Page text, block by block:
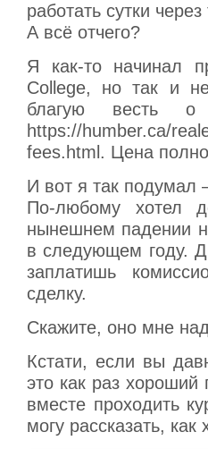
работать сутки через
А всё отчего?
Я как-то начинал
College, но так и
благую весть
https://humber.ca/
fees.html. Цена
И вот я так подумал
По-любому хотел
нынешнем падении
в следующем году.
заплатишь
сделку.
Скажите, оно мне
Кстати, если вы
это как раз
вместе проходить
могу рассказать, как